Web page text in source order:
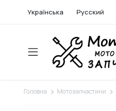
Українська Русский
Головна Мотозапчастини